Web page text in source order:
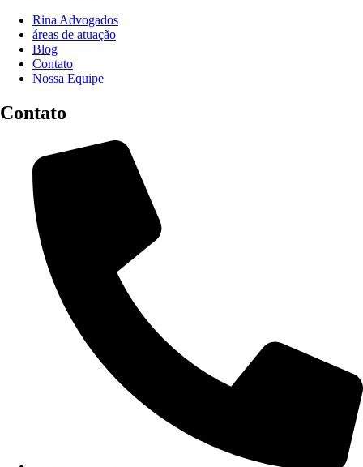
Rina Advogados
áreas de atuação
Blog
Contato
Nossa Equipe
Contato